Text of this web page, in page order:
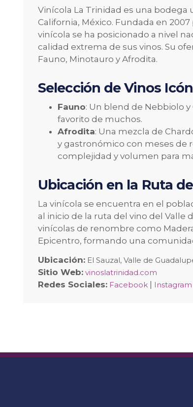
Vinícola La Trinidad es una bodega
California, México. Fundada en
vinícola se ha posicionado a nivel
calidad extrema de sus vinos. Su
Fauno, Minotauro y Afrodita.
Selección de Vinos
Fauno: Un blend de Nebbiolo
favorito de muchos.
Afrodita: Una mezcla de
y gastronómico con meses de
complejidad y volumen para
Ubicación en la Ruta
La vinícola se encuentra en el
al inicio de la ruta del vino del Valle
vinícolas de renombre como
Epicentro, formando una
Ubicación: El Sauzal, Valle de
Sitio Web: vinoslatrinidad.com
Redes Sociales: Facebook Instagram